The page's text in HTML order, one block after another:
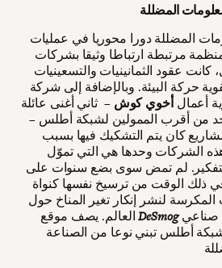
المضللة
المضللة دورا محوريا في عمليات
مرتبطة ارتباطا وثيقا بشركات
كانت عقود الثمانينيات والتسعينيات
حركة البيئة. وبالإضافة إلى شركة
أعمالأخوي كوش – ثاني أغنى عائلة
من أقرب الممولين لشبكة أطلس –
كان يتم التشكيك فيها بسبب
هذه الشركات وحدها هي التي تموّل
لم تمض سوى بضع سنوات على
ذلك الوقت من ترسيخ نفسها كنواة
لنشر إنكار تغير المناخ حول
العالم. يصف موقعDeSmogهذه الشبكة بأنها "مجمع صناعي
أطلس تبني نوعا من الصناعة